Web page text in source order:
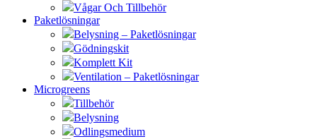
Vågar Och Tillbehör
Paketlösningar
Belysning – Paketlösningar
Gödningskit
Komplett Kit
Ventilation – Paketlösningar
Microgreens
Tillbehör
Belysning
Odlingsmedium